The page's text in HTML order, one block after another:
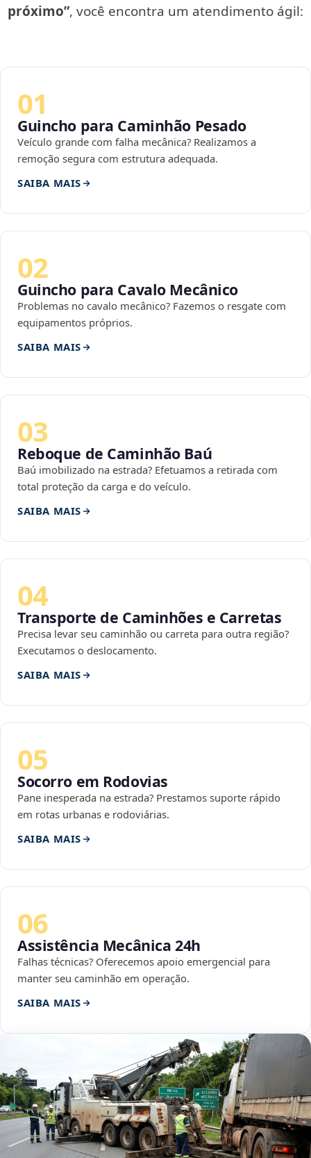
próximo”, você encontra um atendimento ágil:
01
Guincho para Caminhão Pesado
Veículo grande com falha mecânica? Realizamos a
remoção segura com estrutura adequada.
SAIBA MAIS
02
Guincho para Cavalo Mecânico
Problemas no cavalo mecânico? Fazemos o resgate com
equipamentos próprios.
SAIBA MAIS
03
Reboque de Caminhão Baú
Baú imobilizado na estrada? Efetuamos a retirada com
total proteção da carga e do veículo.
SAIBA MAIS
04
Transporte de Caminhões e Carretas
Precisa levar seu caminhão ou carreta para outra região?
Executamos o deslocamento.
SAIBA MAIS
05
Socorro em Rodovias
Pane inesperada na estrada? Prestamos suporte rápido
em rotas urbanas e rodoviárias.
SAIBA MAIS
06
Assistência Mecânica 24h
Falhas técnicas? Oferecemos apoio emergencial para
manter seu caminhão em operação.
SAIBA MAIS